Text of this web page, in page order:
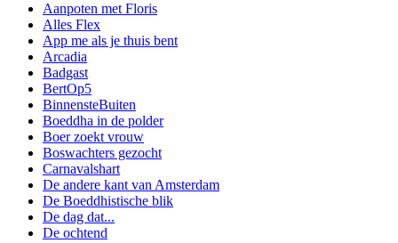
Aanpoten met Floris
Alles Flex
App me als je thuis bent
Arcadia
Badgast
BertOp5
BinnensteBuiten
Boeddha in de polder
Boer zoekt vrouw
Boswachters gezocht
Carnavalshart
De andere kant van Amsterdam
De Boeddhistische blik
De dag dat...
De ochtend